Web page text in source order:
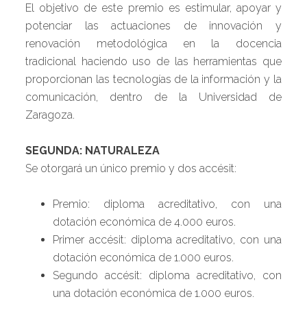
El objetivo de este premio es estimular, apoyar y
potenciar las actuaciones de innovación y
renovación metodológica en la docencia
tradicional haciendo uso de las herramientas que
proporcionan las tecnologías de la información y la
comunicación, dentro de la Universidad de
Zaragoza.
SEGUNDA: NATURALEZA
Se otorgará un único premio y dos accésit:
Premio: diploma acreditativo, con una
dotación económica de 4.000 euros.
Primer accésit: diploma acreditativo, con una
dotación económica de 1.000 euros.
Segundo accésit: diploma acreditativo, con
una dotación económica de 1.000 euros.